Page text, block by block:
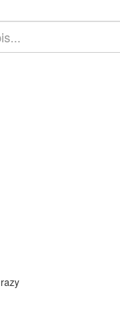
razy